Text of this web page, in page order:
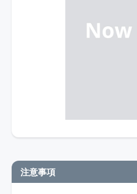
注意事項